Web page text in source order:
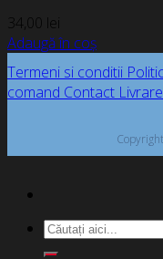
34,00 lei
Adaugă în coș
Termeni si conditii
comand Contact
Caută
după: